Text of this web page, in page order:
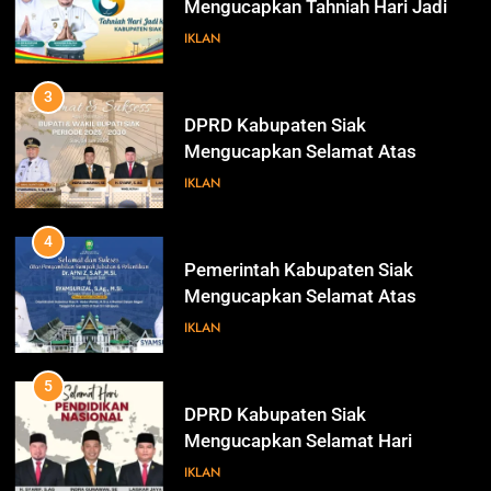
Mengucapkan Selamat Atas
Pengambilan Sumpah Jabatan
IKLAN
4
Pemerintah Kabupaten Siak
Mengucapkan Selamat Atas
Pengambilan Sumpah Jabatan
IKLAN
5
DPRD Kabupaten Siak
Mengucapkan Selamat Hari
Pendidikan Nasional
IKLAN
6
Sekretaris DPRD Kabupaten Siak
Mengucapkan Selamat Hari Buruh
IKLAN
78
Alfedri; Upaya Pemerintah